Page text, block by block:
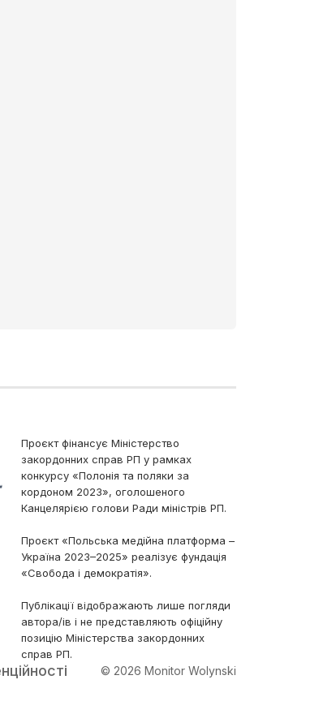
Проєкт фінансує Міністерство
закордонних справ РП у рамках
конкурсу «Полонія та поляки за
кордоном 2023», оголошеного
Канцелярією голови Ради міністрів РП.
Проєкт «Польська медійна платформа –
Україна 2023–2025» реалізує фундація
«Свобода і демократія».
Публікації відображають лише погляди
автора/ів і не представляють офіційну
позицію Міністерства закордонних
справ РП.
© 2026 Monitor Wolynski